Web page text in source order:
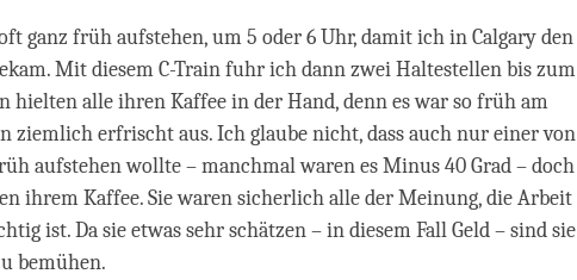
ganz früh aufstehen, um 5 oder 6 Uhr, damit ich in Calgary den
Mit diesem C-Train fuhr ich dann zwei Haltestellen bis zum
hielten alle ihren Kaffee in der Hand, denn es war so früh am
ziemlich erfrischt aus. Ich glaube nicht, dass auch nur einer von
aufstehen wollte – manchmal waren es Minus 40 Grad – doch
ihrem Kaffee. Sie waren sicherlich alle der Meinung, die Arbeit
ist. Da sie etwas sehr schätzen – in diesem Fall Geld – sind sie
bemühen.